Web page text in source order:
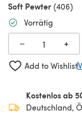
Soft Pewter(406)
Vorrätig
−
+
Add to Wishlist
Kostenlos ab
Deutschland,